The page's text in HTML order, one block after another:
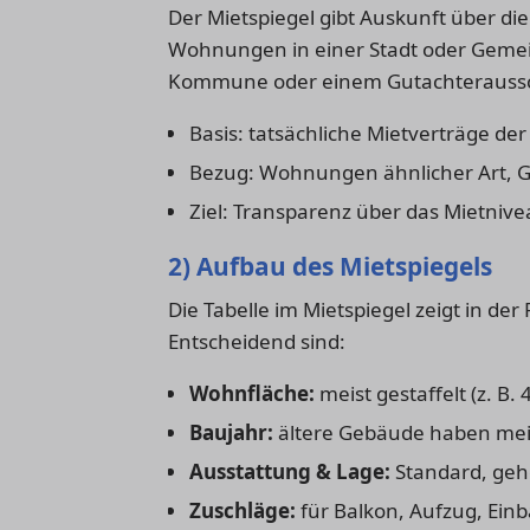
Der Mietspiegel gibt Auskunft über
Wohnungen in einer Stadt oder
Kommune oder einem
Basis: tatsächliche Mietverträge
Bezug: Wohnungen ähnlicher Art,
Ziel: Transparenz über das
2) Aufbau des Mietspiegels
Die Tabelle im Mietspiegel zeigt in
Entscheidend sind:
Wohnfläche: meist gestaffelt (z. B.
Baujahr: ältere Gebäude haben
Ausstattung & Lage: Standard,
Zuschläge: für Balkon, Aufzug,